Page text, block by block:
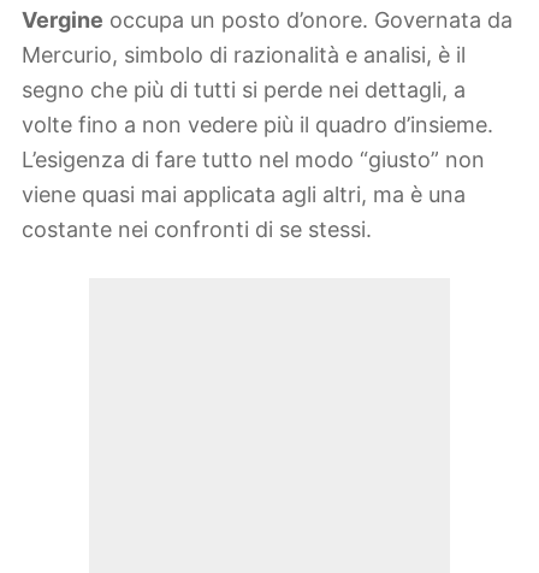
Vergine occupa un posto d’onore. Governata da
Mercurio, simbolo di razionalità e analisi, è il
segno che più di tutti si perde nei dettagli, a
volte fino a non vedere più il quadro d’insieme.
L’esigenza di fare tutto nel modo “giusto” non
viene quasi mai applicata agli altri, ma è una
costante nei confronti di se stessi.